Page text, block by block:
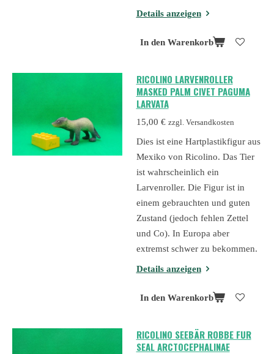
Details anzeigen
In den Warenkorb
RICOLINO LARVENROLLER
MASKED PALM CIVET PAGUMA
LARVATA
15,00 € zzgl. Versandkosten
Dies ist eine Hartplastikfigur aus
Mexiko von Ricolino. Das Tier
ist wahrscheinlich ein
Larvenroller. Die Figur ist in
einem gebrauchten und guten
Zustand (jedoch fehlen Zettel
und Co). In Europa aber
extremst schwer zu bekommen.
Details anzeigen
In den Warenkorb
RICOLINO SEEBÄR ROBBE FUR
SEAL ARCTOCEPHALINAE